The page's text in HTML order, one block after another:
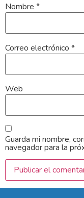
Nombre *
Correo electrónico *
Web
Guarda mi nombre,
navegador para la